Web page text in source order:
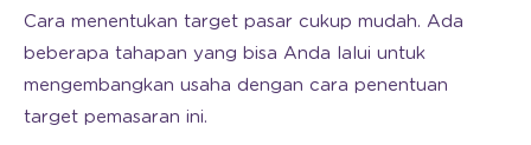
Cara menentukan target pasar cukup mudah. Ada
beberapa tahapan yang bisa Anda lalui untuk
mengembangkan usaha dengan cara penentuan
target pemasaran ini.